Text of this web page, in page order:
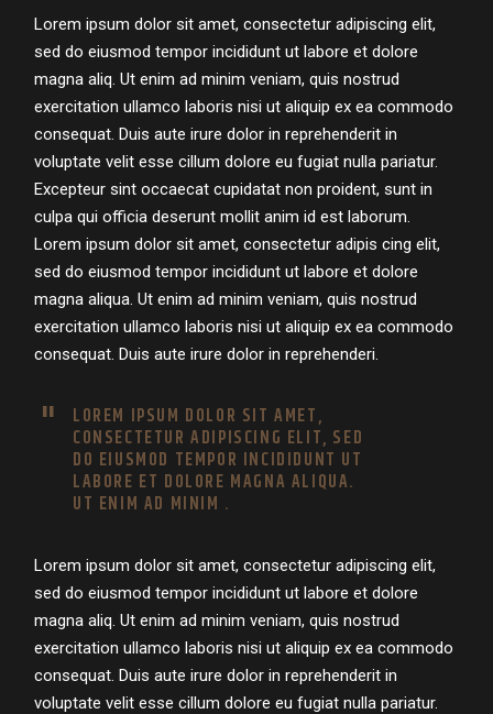
Lorem ipsum dolor sit amet, consectetur adipiscing elit,
sed do eiusmod tempor incididunt ut labore et dolore
magna aliq. Ut enim ad minim veniam, quis nostrud
exercitation ullamco laboris nisi ut aliquip ex ea commodo
consequat. Duis aute irure dolor in reprehenderit in
voluptate velit esse cillum dolore eu fugiat nulla pariatur.
Excepteur sint occaecat cupidatat non proident, sunt in
culpa qui officia deserunt mollit anim id est laborum.
Lorem ipsum dolor sit amet, consectetur adipis cing elit,
sed do eiusmod tempor incididunt ut labore et dolore
magna aliqua. Ut enim ad minim veniam, quis nostrud
exercitation ullamco laboris nisi ut aliquip ex ea commodo
consequat. Duis aute irure dolor in reprehenderi.
LOREM IPSUM DOLOR SIT AMET,
CONSECTETUR ADIPISCING ELIT, SED
DO EIUSMOD TEMPOR INCIDIDUNT UT
LABORE ET DOLORE MAGNA ALIQUA.
UT ENIM AD MINIM .
Lorem ipsum dolor sit amet, consectetur adipiscing elit,
sed do eiusmod tempor incididunt ut labore et dolore
magna aliq. Ut enim ad minim veniam, quis nostrud
exercitation ullamco laboris nisi ut aliquip ex ea commodo
consequat. Duis aute irure dolor in reprehenderit in
voluptate velit esse cillum dolore eu fugiat nulla pariatur.